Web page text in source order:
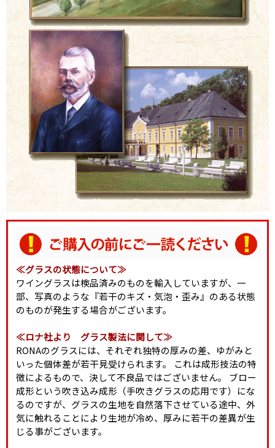
≪グラスの状態について≫
ワイングラスは検品済みのものを輸入していますが、一
部、写真のような『若干のキズ・気泡・歪み』のある状態
のものが発生する場合がございます。
≪ロナ社より グラス製法に関して≫
RONAのグラスには、それぞれ独特の厚みの差、ゆがみと
いった個体差が若干見受けられます。 これは成形技法の特
徴によるもので、決して不良品ではございません。 ブロー
成形という吹き込み成形（手吹きグラスの応用です）にな
るのですが、グラスの生地を自然落下させている途中、外
気に触れることにより生地が冷め、厚みに若干の差異が生
じる事がございます。